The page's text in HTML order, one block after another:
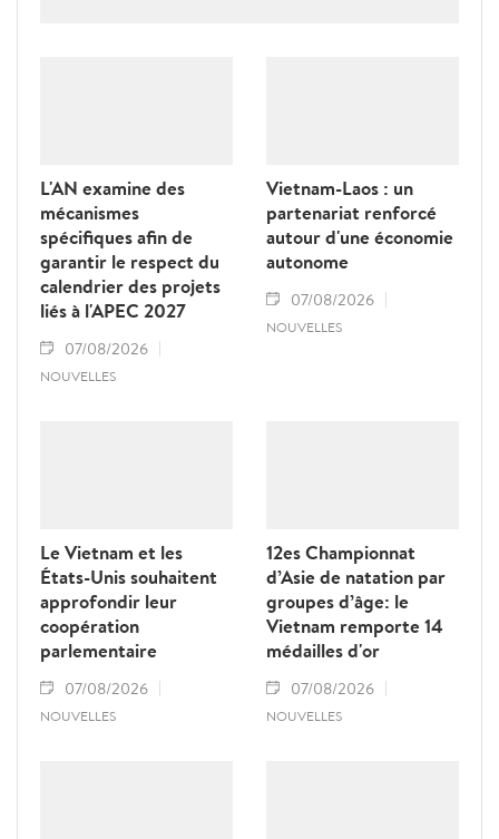
L'AN examine des
mécanismes
spécifiques afin de
garantir le respect du
calendrier des projets
liés à l'APEC 2027
07/08/2026
NOUVELLES
Vietnam-Laos : un
partenariat renforcé
autour d'une économie
autonome
07/08/2026
NOUVELLES
Le Vietnam et les
États-Unis souhaitent
approfondir leur
coopération
parlementaire
07/08/2026
NOUVELLES
12es Championnat
d’Asie de natation par
groupes d’âge: le
Vietnam remporte 14
médailles d'or
07/08/2026
NOUVELLES